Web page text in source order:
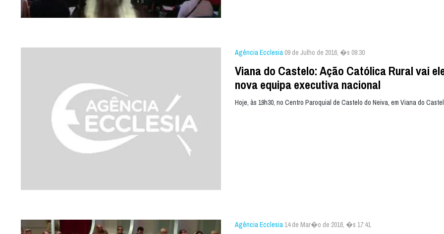
Agência Ecclesia 09 de Julho de 2016, �s 09:30
Viana do Castelo: Ação Católica Rural vai
nova equipa executiva nacional
Hoje, às 19h30, no Centro Paroquial de Castelo do Neiva, em Viana do
Agência Ecclesia 14 de Mar�o de 2016, �s 17:41